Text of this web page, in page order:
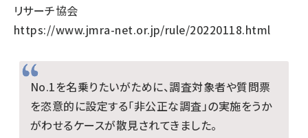
リサーチ協会
https://www.jmra-net.or.jp/rule/20220118.html
No.1を名乗りたいがために、調査対象者や質問票
を恣意的に設定する「非公正な調査」の実施をうか
がわせるケースが散見されてきました。